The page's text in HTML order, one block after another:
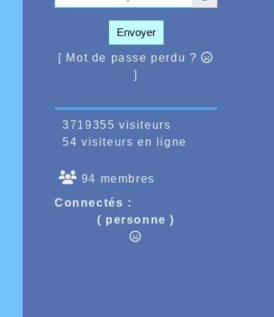
Envoyer
[ Mot de passe perdu ?
]
3719355 visiteurs
54 visiteurs en ligne
94 membres
Connectés :
( personne )